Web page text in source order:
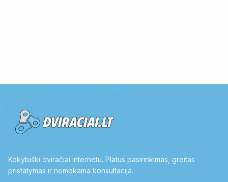
Kokybiški dviračiai internetu. Platus pasirinkimas, greitas
pristatymas ir nemokama konsultacija.